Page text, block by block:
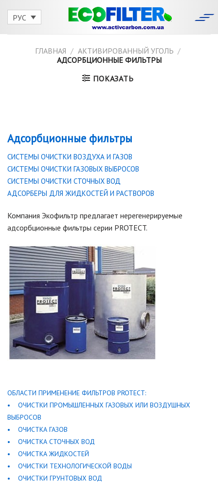
РУС
ГЛАВНАЯ / АКТИВИРОВАННЫЙ УГОЛЬ /
АДСОРБЦИОННЫЕ ФИЛЬТРЫ
ПОКАЗАТЬ
Адсорбционные фильтры
СИСТЕМЫ ОЧИСТКИ ВОЗДУХА И ГАЗОВ
СИСТЕМЫ ОЧИСТКИ ГАЗОВЫХ ВЫБРОСОВ
СИСТЕМЫ ОЧИСТКИ СТОЧНЫХ ВОД
АДСОРБЕРЫ ДЛЯ ЖИДКОСТЕЙ И РАСТВОРОВ
Компания Экофильтр предлагает нерегенерируемые
адсорбционные фильтры серии PROTECT.
ОБЛАСТИ ПРИМЕНЕНИЕ ФИЛЬТРОВ PROTECT:
• ОЧИСТКИ ПРОМЫШЛЕННЫХ ГАЗОВЫХ ИЛИ ВОЗДУШНЫХ
ВЫБРОСОВ
• ОЧИСТКА ГАЗОВ
• ОЧИСТКА СТОЧНЫХ ВОД
• ОЧИСТКА ЖИДКОСТЕЙ
• ОЧИСТКИ ТЕХНОЛОГИЧЕСКОЙ ВОДЫ
• ОЧИСТКИ ГРУНТОВЫХ ВОД